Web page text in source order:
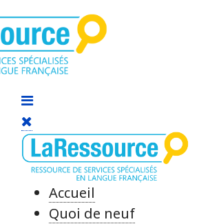
Accueil
Quoi de neuf